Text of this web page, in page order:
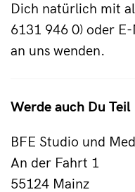
Dich natürlich mit
6131 946 0) oder
an uns wenden.
Werde auch Du Teil
BFE Studio und
An der Fahrt 1
55124 Mainz